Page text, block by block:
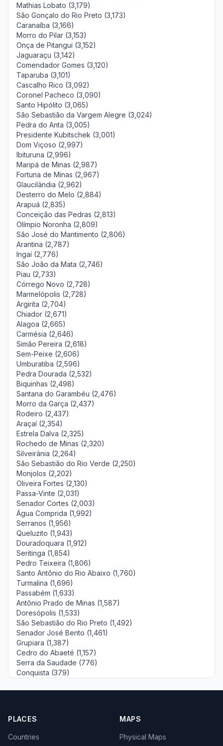
Mathias Lobato (3,179)
São Gonçalo do Rio Preto (3,173)
Caranaíba (3,166)
Morro do Pilar (3,153)
Onça de Pitangui (3,152)
Jaguaraçu (3,142)
Comendador Gomes (3,120)
Taparuba (3,101)
Cascalho Rico (3,092)
Coronel Pacheco (3,090)
Santo Hipólito (3,065)
São Sebastião da Vargem Alegre (3,024)
Pedra do Anta (3,005)
Presidente Kubitschek (3,001)
Dom Viçoso (2,997)
Ibituruna (2,996)
Maripá de Minas (2,987)
Fortuna de Minas (2,967)
Glaucilândia (2,962)
Desterro do Melo (2,884)
Arapuá (2,835)
Conceição das Pedras (2,813)
Olímpio Noronha (2,809)
São José do Mantimento (2,806)
Arantina (2,787)
Ingaí (2,776)
São João da Mata (2,746)
Piau (2,733)
Córrego Novo (2,728)
Marmelópolis (2,728)
Argirita (2,704)
Chiador (2,671)
Alagoa (2,665)
Carmésia (2,646)
Simão Pereira (2,618)
Sem-Peixe (2,606)
Umburatiba (2,596)
Pedra Dourada (2,532)
Biquinhas (2,498)
Santana do Garambéu (2,476)
Morro da Garça (2,437)
Rodeiro (2,437)
Araçaí (2,354)
Estrela Dalva (2,325)
Rochedo de Minas (2,320)
Silveirânia (2,264)
São Sebastião do Rio Verde (2,250)
Monjolos (2,202)
Oliveira Fortes (2,130)
Passa-Vinte (2,031)
Senador Cortes (2,003)
Água Comprida (1,992)
Serranos (1,956)
Queluzito (1,943)
Douradoquara (1,912)
Seritinga (1,854)
Pedro Teixeira (1,806)
Santo Antônio do Rio Abaixo (1,760)
Turmalina (1,696)
Passabém (1,633)
Antônio Prado de Minas (1,587)
Doresópolis (1,533)
São Sebastião do Rio Preto (1,492)
Senador José Bento (1,461)
Grupiara (1,387)
Cedro do Abaeté (1,157)
Serra da Saudade (776)
Conquista (379)
PLACES
Countries
MAPS
Physical Maps